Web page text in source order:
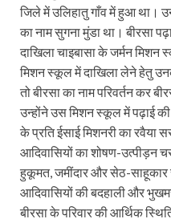
जिले में उलिहातु गाँव में हुआ था।
का नाम सुगना मुंडा था। बीरसा
दाखिला चाइबासा के जर्मन
मिशन स्कूल में दाखिला लेने हेतु
तो बीरसा का नाम परिवर्तन कर
उन्होंने उस मिशन स्कूल में पढ़ाई
के प्रति ईसाई मिशनरी का
आदिवासियों का शोषण-उत्पीड़न
हुकूमत, जमींदार और सेठ-
आदिवासियों की बदहाली और
बीरसा के परिवार की आर्थिक